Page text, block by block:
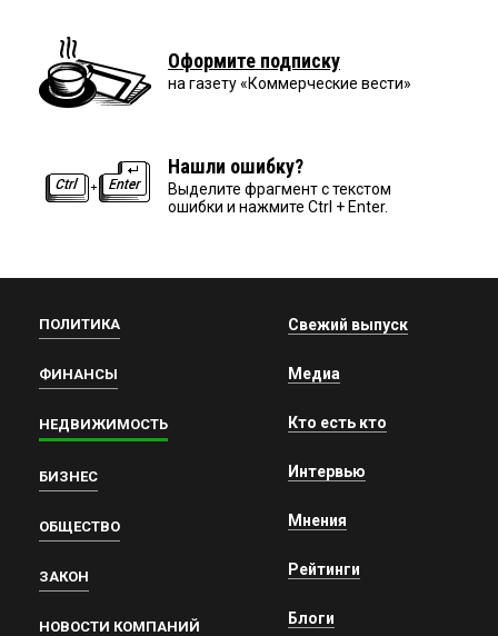
Оформите подписку
на газету «Коммерческие вести»
Нашли ошибку?
Выделите фрагмент с текстом
ошибки и нажмите Ctrl + Enter.
ПОЛИТИКА
ФИНАНСЫ
НЕДВИЖИМОСТЬ
БИЗНЕС
ОБЩЕСТВО
ЗАКОН
НОВОСТИ КОМПАНИЙ
Свежий выпуск
Медиа
Кто есть кто
Интервью
Мнения
Рейтинги
Блоги